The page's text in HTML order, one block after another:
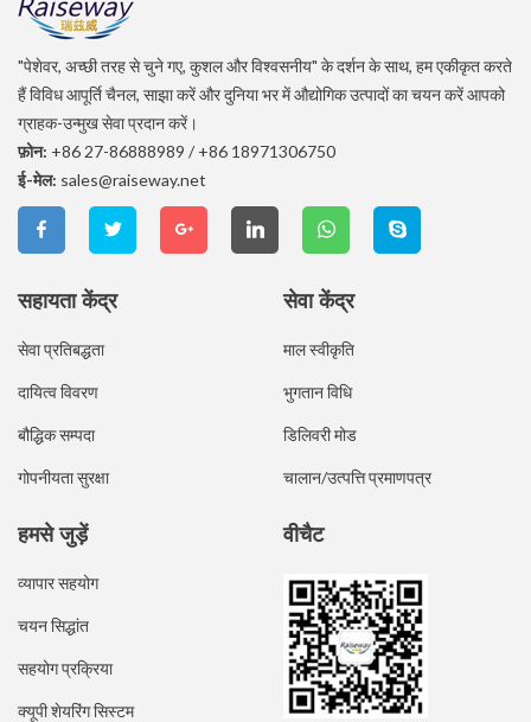
"पेशेवर, अच्छी तरह से चुने गए, कुशल और विश्वसनीय" के दर्शन के साथ, हम एकीकृत करते
हैं विविध आपूर्ति चैनल, साझा करें और दुनिया भर में औद्योगिक उत्पादों का चयन करें आपको
ग्राहक-उन्मुख सेवा प्रदान करें।
फ़ोन: +86 27-86888989 / +86 18971306750
ई-मेल: sales@raiseway.net
सहायता केंद्र
सेवा प्रतिबद्धता
दायित्व विवरण
बौद्धिक सम्पदा
गोपनीयता सुरक्षा
सेवा केंद्र
माल स्वीकृति
भुगतान विधि
डिलिवरी मोड
चालान/उत्पत्ति प्रमाणपत्र
हमसे जुड़ें
व्यापार सहयोग
चयन सिद्धांत
सहयोग प्रक्रिया
क्यूपी शेयरिंग सिस्टम
वीचैट